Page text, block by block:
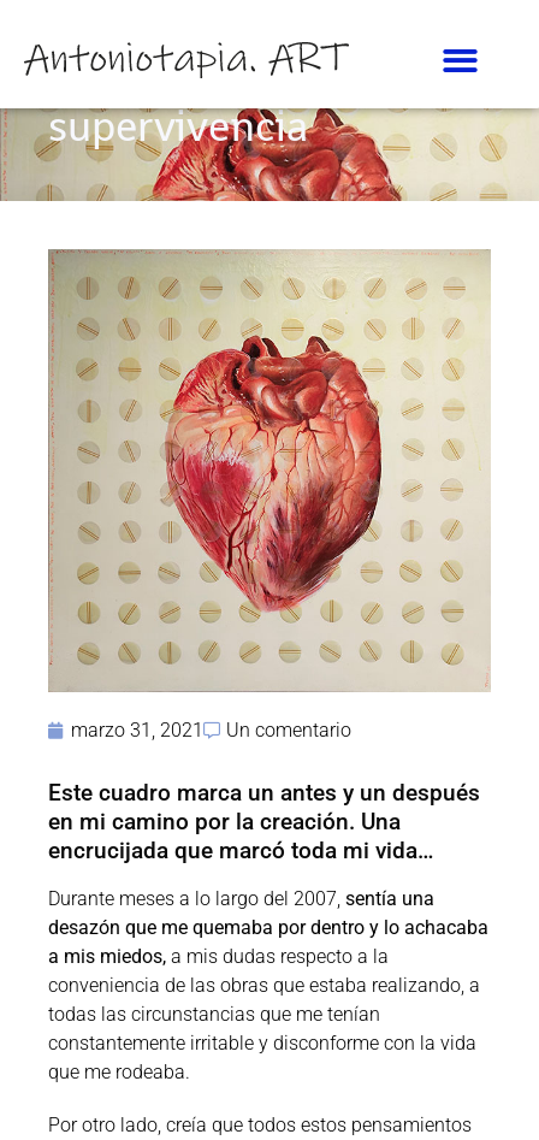
Cien días de
supervivencia
marzo 31, 2021 Un comentario
Este cuadro marca un antes y un después
en mi camino por la creación. Una
encrucijada que marcó toda mi vida…
Durante meses a lo largo del 2007, sentía una
desazón que me quemaba por dentro y lo achacaba
a mis miedos, a mis dudas respecto a la
conveniencia de las obras que estaba realizando, a
todas las circunstancias que me tenían
constantemente irritable y disconforme con la vida
que me rodeaba.
Por otro lado, creía que todos estos pensamientos